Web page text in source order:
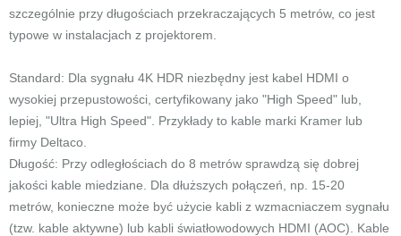
szczególnie przy długościach przekraczających 5 metrów, co jest
typowe w instalacjach z projektorem.
Standard: Dla sygnału 4K HDR niezbędny jest kabel HDMI o
wysokiej przepustowości, certyfikowany jako "High Speed" lub,
lepiej, "Ultra High Speed". Przykłady to kable marki Kramer lub
firmy Deltaco.
Długość: Przy odległościach do 8 metrów sprawdzą się dobrej
jakości kable miedziane. Dla dłuższych połączeń, np. 15-20
metrów, konieczne może być użycie kabli z wzmacniaczem sygnału
(tzw. kable aktywne) lub kabli światłowodowych HDMI (AOC). Kable